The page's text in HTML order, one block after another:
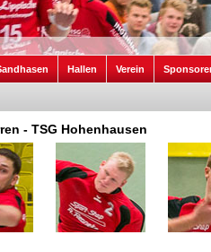
Hallen Verein
- TSG Hohenhausen